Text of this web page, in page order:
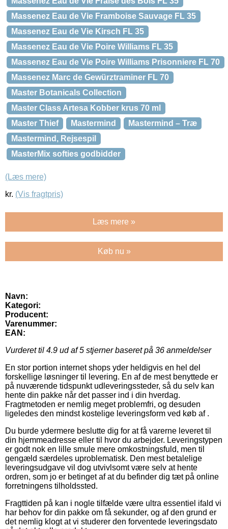
Massenez Eau de Vie Framboise Sauvage FL 35
Massenez Eau de Vie Kirsch FL 35
Massenez Eau de Vie Poire Williams FL 35
Massenez Eau de Vie Poire Williams Prisonniere FL 70
Massenez Marc de Gewürztraminer FL 70
Master Botanicals Collection
Master Class Artesa Kobber krus 70 ml
Master Thief
Mastermind
Mastermind – Træ
Mastermind, Rejsespil
MasterMix softies godbidder
(Læs mere)
kr. (Vis fragtpris)
Læs mere »
Køb nu »
Navn:
Kategori:
Producent:
Varenummer:
EAN:
Vurderet til 4.9 ud af 5 stjerner baseret på 36 anmeldelser
En stor portion internet shops yder heldigvis en hel del
forskellige løsninger til levering. En af de mest benyttede er
på nuværende tidspunkt udleveringssteder, så du selv kan
hente din pakke når det passer ind i din hverdag.
Fragtmetoden er nemlig meget problemfri, og desuden
ligeledes den mindst kostelige leveringsform ved køb af .
Du burde ydermere beslutte dig for at få varerne leveret til
din hjemmeadresse eller til hvor du arbejder. Leveringstypen
er godt nok en lille smule mere omkostningsfuld, men til
gengæld særdeles uproblematisk. Den mest betalelige
leveringsudgave vil dog utvivlsomt være selv at hente
ordren, som jo er betinget af at du befinder dig tæt på online
forretningens tilholdssted.
Fragttiden på kan i nogle tilfælde være ultra essentiel ifald vi
har behov for din pakke om få sekunder, og af den grund er
det nemlig klogt at vi studerer den forventede leveringsdato